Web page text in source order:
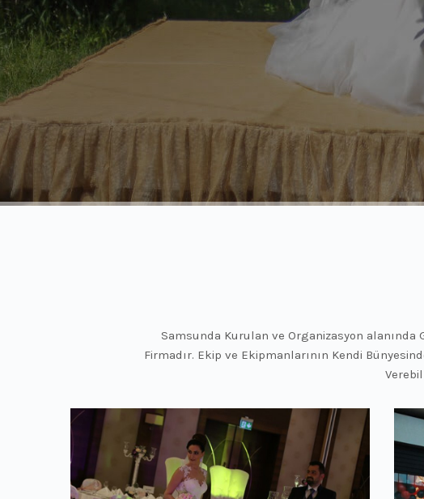
Samsunda Kurulan ve Organizasyon alanında
Firmadır. Ekip ve Ekipmanlarının Kendi